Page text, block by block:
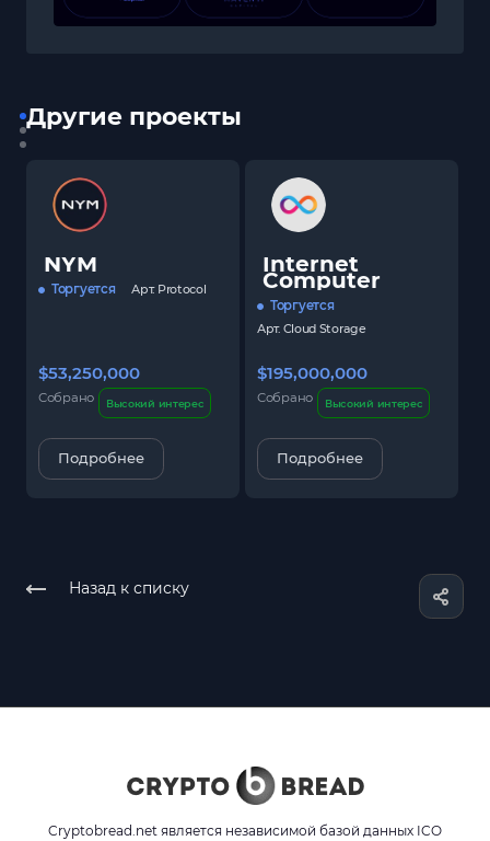
Другие проекты
NYM
Торгуется Арт. Protocol
$53,250,000
Собрано Высокий интерес
Подробнее
Internet
Computer
Торгуется
Арт. Cloud Storage
$195,000,000
Собрано Высокий интерес
Подробнее
Назад к списку
Cryptobread.net является независимой базой данных ICO